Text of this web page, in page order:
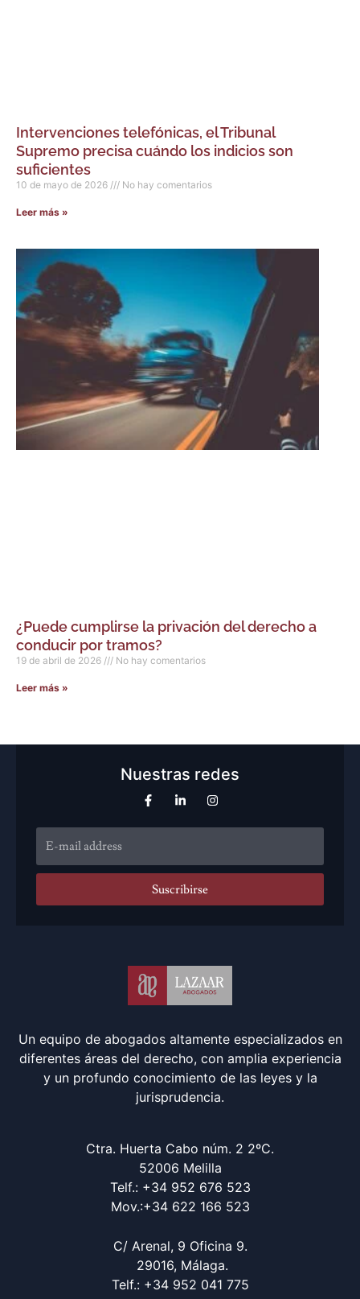
Intervenciones telefónicas, el Tribunal
Supremo precisa cuándo los indicios son
suficientes
10 de mayo de 2026 No hay comentarios
Leer más »
¿Puede cumplirse la privación del derecho a
conducir por tramos?
19 de abril de 2026 No hay comentarios
Leer más »
Nuestras redes
Suscribirse
Un equipo de abogados altamente especializados en
diferentes áreas del derecho, con amplia experiencia
y un profundo conocimiento de las leyes y la
jurisprudencia.
Ctra. Huerta Cabo núm. 2 2ºC.
52006 Melilla
Telf.: +34 952 676 523
Mov.:+34 622 166 523
C/ Arenal, 9 Oficina 9.
29016, Málaga.
Telf.: +34 952 041 775